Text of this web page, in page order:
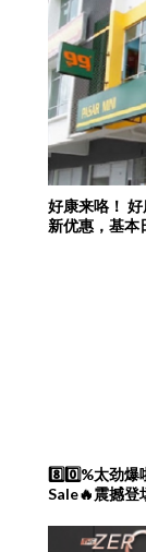
好康来咯！
新优惠，基本
8️⃣0️⃣%太劲
Sale🔥震撼登